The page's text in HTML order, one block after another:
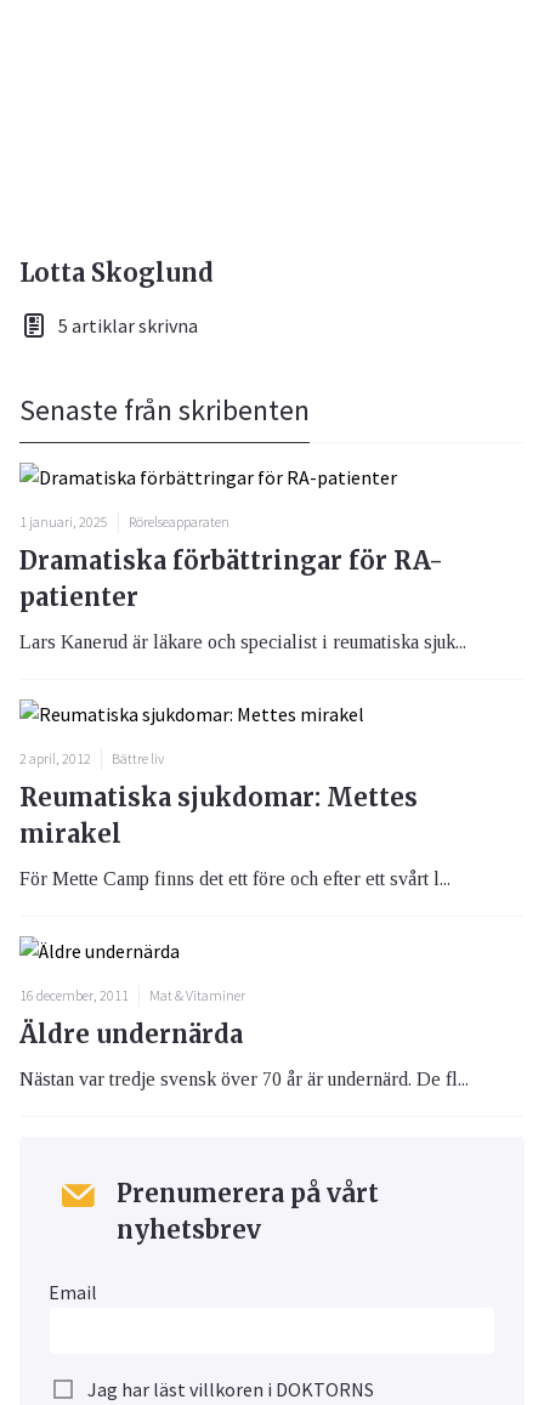
Lotta Skoglund
5 artiklar skrivna
Senaste från skribenten
1 januari, 2025 Rörelseapparaten
Dramatiska förbättringar för RA-
patienter
Lars Kanerud är läkare och specialist i reumatiska sjuk...
2 april, 2012 Bättre liv
Reumatiska sjukdomar: Mettes
mirakel
För Mette Camp finns det ett före och efter ett svårt l...
16 december, 2011 Mat & Vitaminer
Äldre undernärda
Nästan var tredje svensk över 70 år är undernärd. De fl...
Prenumerera på vårt
nyhetsbrev
Email
Jag har läst villkoren i DOKTORNS